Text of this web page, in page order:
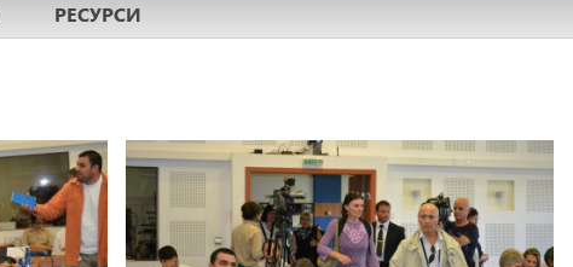
РЕСУРСИ